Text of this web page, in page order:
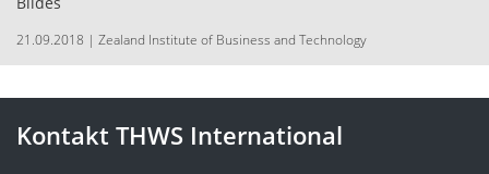
21.09.2018 | Zealand Institute of Business and Technology
Kontakt THWS International